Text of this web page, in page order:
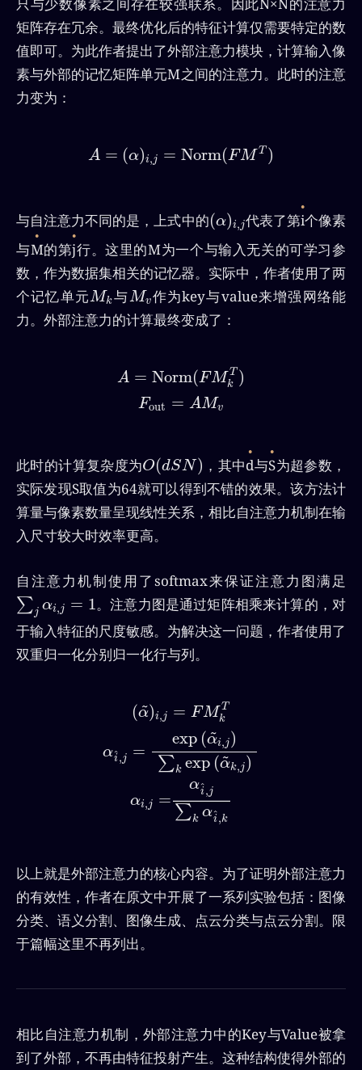
只与少数像素之间存在较强联系。因此N×N的注意力
矩阵存在冗余。最终优化后的特征计算仅需要特定的数
值即可。为此作者提出了外部注意力模块，计算输入像
素与外部的记忆矩阵单元M之间的注意力。此时的注意
力变为：
A = (α)i,j = Norm(FM T )
( ) Norm FMT)
与自注意力不同的是，上式中的(α)i,j
(α)i 代表了第i个像素
与M的第j行。这里的M为一个与输入无关的可学习参
数，作为数据集相关的记忆器。实际中，作者使用了两
个记忆单元Mk
Mk 与 Mv
Mv作为key与value来增强网络能
力。外部注意力的计算最终变成了：
A = Norm( FM T
k )
Fout = AMv
Norm FM T)Fout=
此时的计算复杂度为O(dSN)
O(dSN) ，其中d与S为超参数，
实际发现S取值为64就可以得到不错的效果。该方法计
算量与像素数量呈现线性关系，相比自注意力机制在输
入尺寸较大时效率更高。
自注意力机制使用了softmax来保证注意力图满足
∑j αi,j = 1
∑j i
。注意力图是通过矩阵相乘来计算的，对
于输入特征的尺度敏感。为解决这一问题，作者使用了
双重归一化分别归一化行与列。
(α
˜)i,j = FM T
k
α^
i,j =
exp (α
˜i,j)
∑k exp (α
˜k,j)
αi,j =
α^
i,j
∑k α^
i,k
, =exp αi,j )∑k
以上就是外部注意力的核心内容。为了证明外部注意力
的有效性，作者在原文中开展了一系列实验包括：图像
分类、语义分割、图像生成、点云分类与点云分割。限
于篇幅这里不再列出。
相比自注意力机制，外部注意力中的Key与Value被拿
到了外部，不再由特征投射产生。这种结构使得外部的